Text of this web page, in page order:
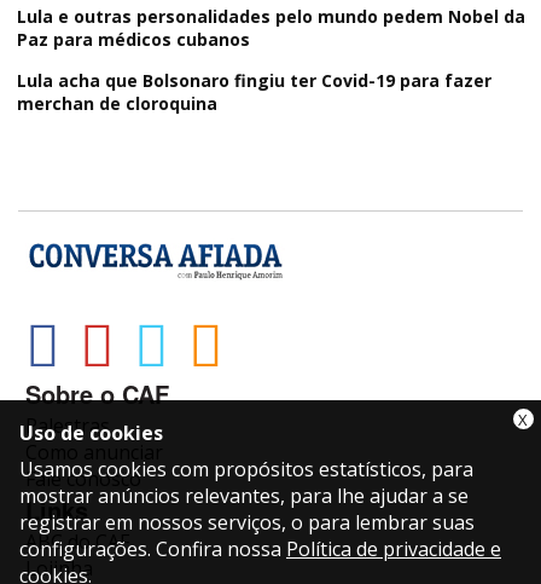
Lula e outras personalidades pelo mundo pedem Nobel da
Paz para médicos cubanos
Lula acha que Bolsonaro fingiu ter Covid-19 para fazer
merchan de cloroquina
Sobre o CAF
Palestras
Fale conosco
Links
ABC do CAF
Lojinha
X
Uso de cookies
Usamos cookies com propósitos estatísticos, para
mostrar anúncios relevantes, para lhe ajudar a se
registrar em nossos serviços, o para lembrar suas
configurações. Confira nossa Política de privacidade e
cookies.